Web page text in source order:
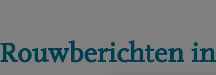
Rouwberichten in